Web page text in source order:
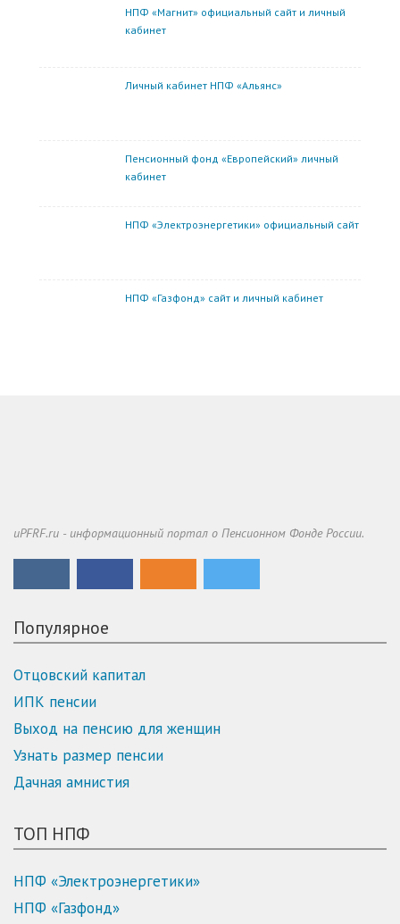
НПФ «Магнит» официальный сайт и личный
кабинет
Личный кабинет НПФ «Альянс»
Пенсионный фонд «Европейский» личный
кабинет
НПФ «Электроэнергетики» официальный сайт
НПФ «Газфонд» сайт и личный кабинет
uPFRF.ru - информационный портал о Пенсионном Фонде России.
Популярное
Отцовский капитал
ИПК пенсии
Выход на пенсию для женщин
Узнать размер пенсии
Дачная амнистия
ТОП НПФ
НПФ «Электроэнергетики»
НПФ «Газфонд»